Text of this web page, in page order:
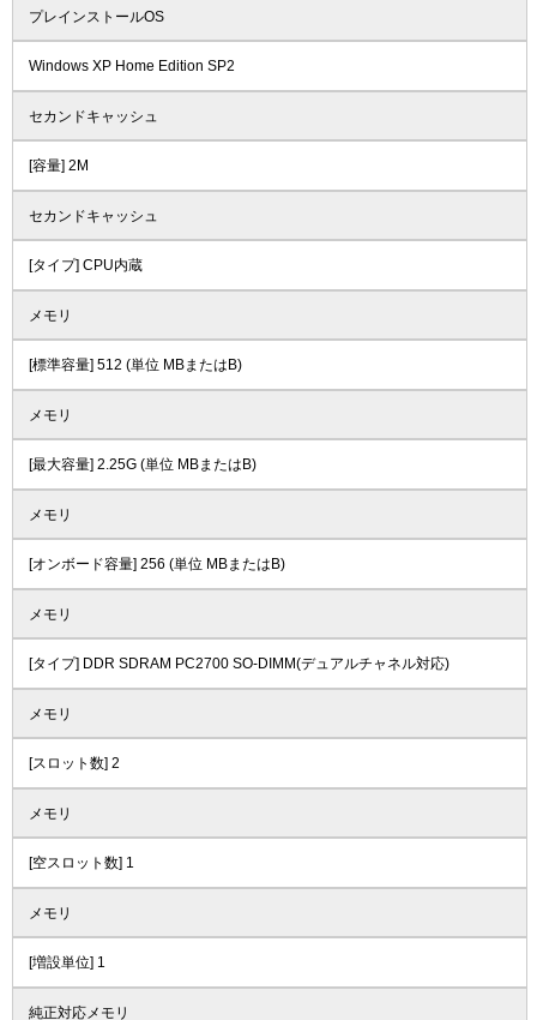
プレインストールOS
Windows XP Home Edition SP2
セカンドキャッシュ
[容量] 2M
セカンドキャッシュ
[タイプ] CPU内蔵
メモリ
[標準容量] 512 (単位 MBまたはB)
メモリ
[最大容量] 2.25G (単位 MBまたはB)
メモリ
[オンボード容量] 256 (単位 MBまたはB)
メモリ
[タイプ] DDR SDRAM PC2700 SO-DIMM(デュアルチャネル対応)
メモリ
[スロット数] 2
メモリ
[空スロット数] 1
メモリ
[増設単位] 1
純正対応メモリ